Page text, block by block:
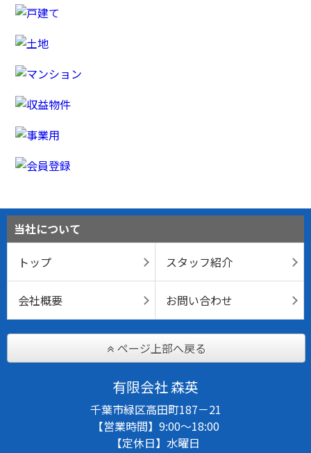
当社について
トップ
スタッフ紹介
会社概要 お問い合わせ
ページ上部へ戻る
有限会社 森英
千葉市緑区高田町187－21
【営業時間】9:00～18:00
【定休日】水曜日